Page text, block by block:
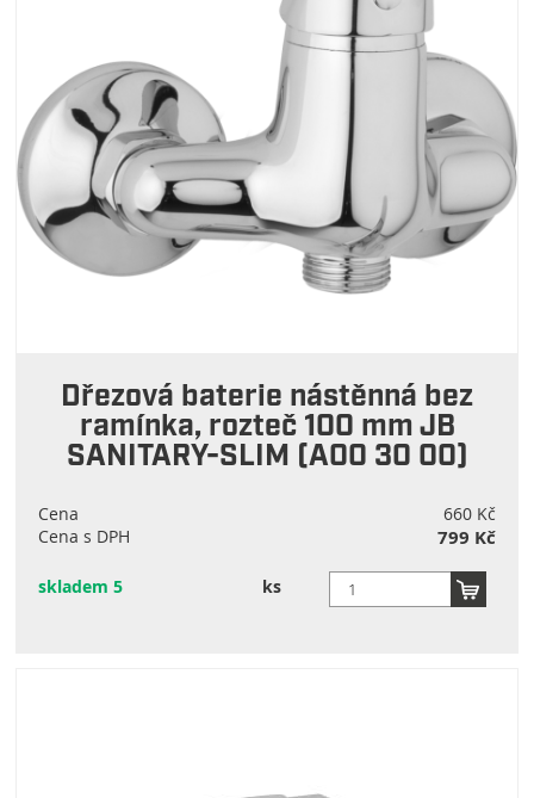
Dřezová baterie nástěnná bez
ramínka, rozteč 100 mm JB
SANITARY-SLIM (A00 30 00)
Cena
660 Kč
Cena s DPH
799 Kč
skladem 5 ks